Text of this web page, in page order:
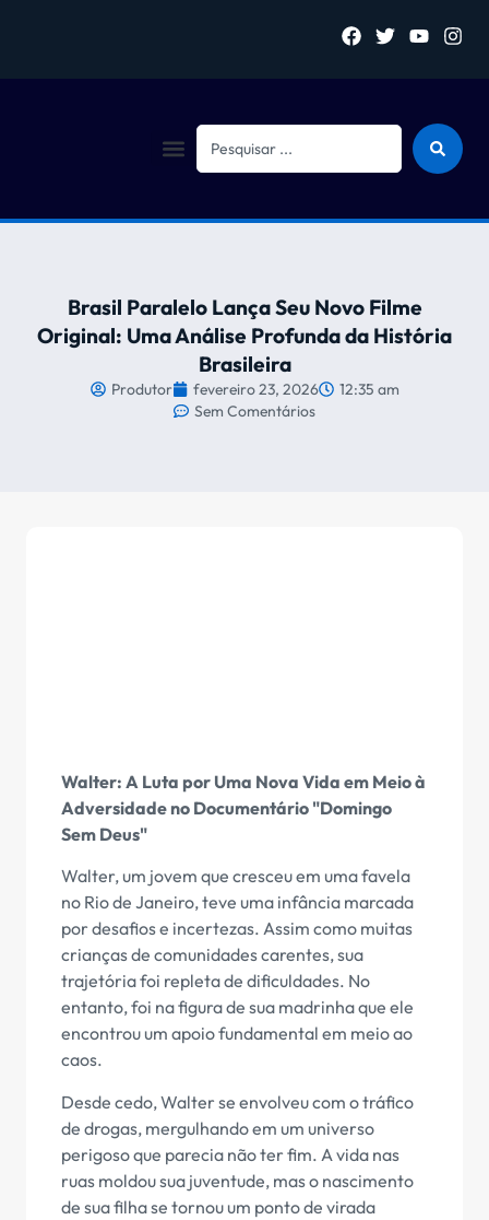
Brasil Paralelo Lança Seu Novo Filme
Original: Uma Análise Profunda da História
Brasileira
Produtor fevereiro 23, 2026
12:35 am
Sem Comentários
Walter: A Luta por Uma Nova Vida em Meio à
Adversidade no Documentário "Domingo
Sem Deus"
Walter, um jovem que cresceu em uma favela
no Rio de Janeiro, teve uma infância marcada
por desafios e incertezas. Assim como muitas
crianças de comunidades carentes, sua
trajetória foi repleta de dificuldades. No
entanto, foi na figura de sua madrinha que ele
encontrou um apoio fundamental em meio ao
caos.
Desde cedo, Walter se envolveu com o tráfico
de drogas, mergulhando em um universo
perigoso que parecia não ter fim. A vida nas
ruas moldou sua juventude, mas o nascimento
de sua filha se tornou um ponto de virada